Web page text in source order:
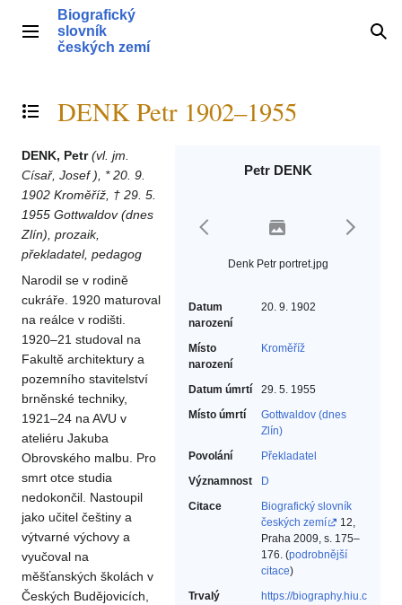
obsahHlavní menu
Biografický
slovník
českých zemí
Přepnout obsah
DENK Petr 1902–1955
Petr DENK
Denk Petr portret.jpg
Datum
narození
20. 9. 1902
Místo
narození
Kroměříž
Datum úmrtí
29. 5. 1955
Místo úmrtí
Gottwaldov (dnes
Zlín)
Povolání
Překladatel‎
Významnost
D
Citace
Biografický slovník
českých zemí
12,
Praha 2009, s. 175–
176. (podrobnější
citace)
Trvalý
https://biography.hiu.c
DENK, Petr (vl. jm.
Císař, Josef ), * 20. 9.
1902 Kroměříž, † 29. 5.
1955 Gottwaldov (dnes
Zlín), prozaik,
překladatel, pedagog
Narodil se v rodině
cukráře. 1920 maturoval
na reálce v rodišti.
1920–21 studoval na
Fakultě architektury a
pozemního stavitelství
brněnské techniky,
1921–24 na AVU v
ateliéru Jakuba
Obrovského malbu. Pro
smrt otce studia
nedokončil. Nastoupil
jako učitel češtiny a
výtvarné výchovy a
vyučoval na
měšťanských školách v
Českých Budějovicích,